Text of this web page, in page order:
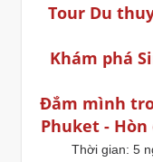
Tour Du
Khám phá
Đắm mình
Phuket -
Thời gian: 5